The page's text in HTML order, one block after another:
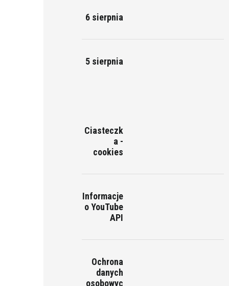
6 sierpnia
5 sierpnia
Ciasteczk
a -
cookies
Informacje
o YouTube
API
Ochrona
danych
osobowyc